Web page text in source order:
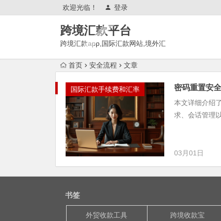
欢迎光临！ 登录
跨境汇款平台
跨境汇款app,国际汇款网站,境外汇
首页 安全流程 文章
国际汇款手续费和汇率 密码重置安
本文详细介绍
求、会话管理
03月01日
书签
外贸收款工具 跨境收款宝